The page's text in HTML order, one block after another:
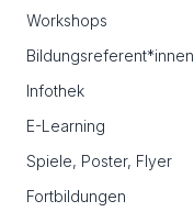
Workshops
Bildungsreferent*innen
Infothek
E-Learning
Spiele, Poster, Flyer
Fortbildungen